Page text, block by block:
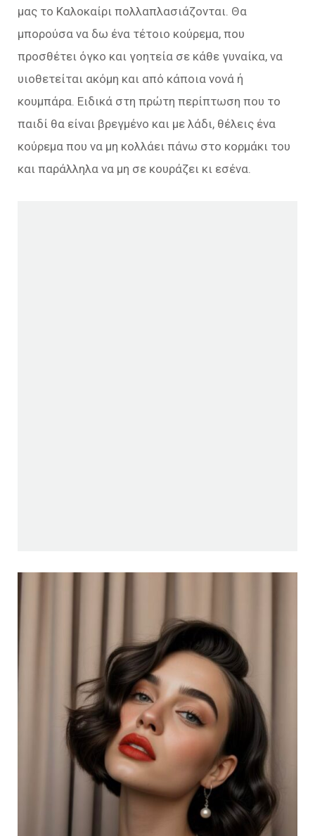
μας το Καλοκαίρι πολλαπλασιάζονται. Θα
μπορούσα να δω ένα τέτοιο κούρεμα, που
προσθέτει όγκο και γοητεία σε κάθε γυναίκα, να
υιοθετείται ακόμη και από κάποια νονά ή
κουμπάρα. Ειδικά στη πρώτη περίπτωση που το
παιδί θα είναι βρεγμένο και με λάδι, θέλεις ένα
κούρεμα που να μη κολλάει πάνω στο κορμάκι του
και παράλληλα να μη σε κουράζει κι εσένα.